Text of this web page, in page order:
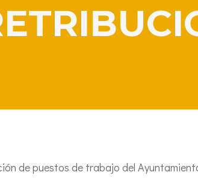
de puestos de trabajo del